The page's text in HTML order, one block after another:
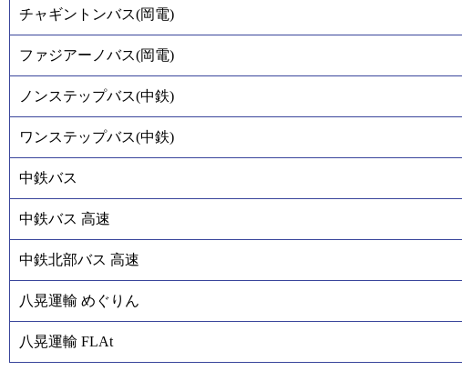
チャギントンバス(岡電)
ファジアーノバス(岡電)
ノンステップバス(中鉄)
ワンステップバス(中鉄)
中鉄バス
中鉄バス 高速
中鉄北部バス 高速
八晃運輸 めぐりん
八晃運輸 FLAt